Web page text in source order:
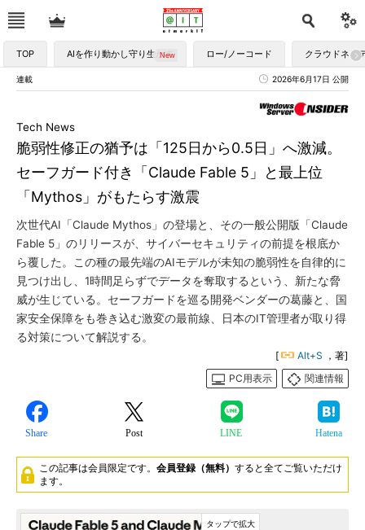
TOP AIを作り動かし守り生かす ロー/ノーコード クラウドネイ
連載 2026年6月17日 公開
脆弱性修正の猶予は「125日から0.5日」へ激減。
セーフガード付き「Claude Fable 5」と最上位
「Mythos」がもたらす激震
Tech News
次世代AI「Claude Mythos」の登場と、その一般公開版「Claude
Fable 5」のリリースが、サイバーセキュリティの前提を根底か
ら覆した。この種の最先端のAIモデルが未知の脆弱性を自律的に
見つけ出し、1時間足らずでデータを奪取するという、新たな脅
威が生じている。セーフガードを巡る開発ベンダーの葛藤と、国
家安全保障をも巻き込む激変の最前線、日本のIT管理者が取り得
る対策について解説する。
[ Alt+S ，著]
PC用表示
関連情報
Share Post LINE Hatena
この記事は会員限定です。 会員登録（無料） すると全てご覧いただけ
ます。